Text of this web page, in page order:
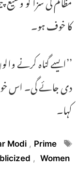
کا خوف ہو۔
’’ایسے گناہ کرنے
دی جائے گی۔ اس
کہا۔
Tags
Modi , Prime
, Women